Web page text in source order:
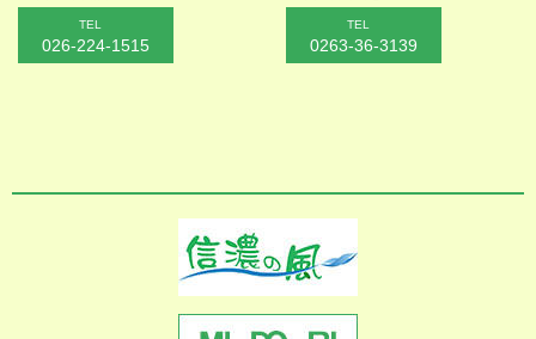
TEL
026-224-1515
TEL
0263-36-3139